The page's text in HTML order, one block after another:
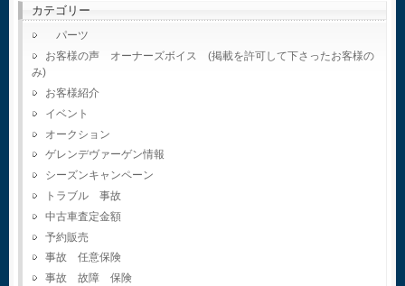
カテゴリー
パーツ
お客様の声 オーナーズボイス (掲載を許可して下さったお客様の
み)
お客様紹介
イベント
オークション
ゲレンデヴァーゲン情報
シーズンキャンペーン
トラブル 事故
中古車査定金額
予約販売
事故 任意保険
事故 故障 保険